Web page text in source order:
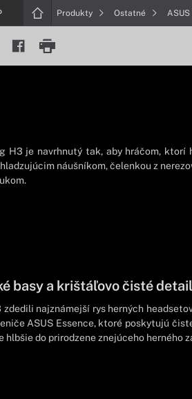
Produkty Ostatné ASUS
H3 je navrhnutý tak, aby hráčom,
náušníkom, čelenkou z
basy a krištáľovo čisté
zdedili najznámejší rys herných
ASUS Essence, ktoré poskytujú
hlbšie do prirodzene znejúceho herného